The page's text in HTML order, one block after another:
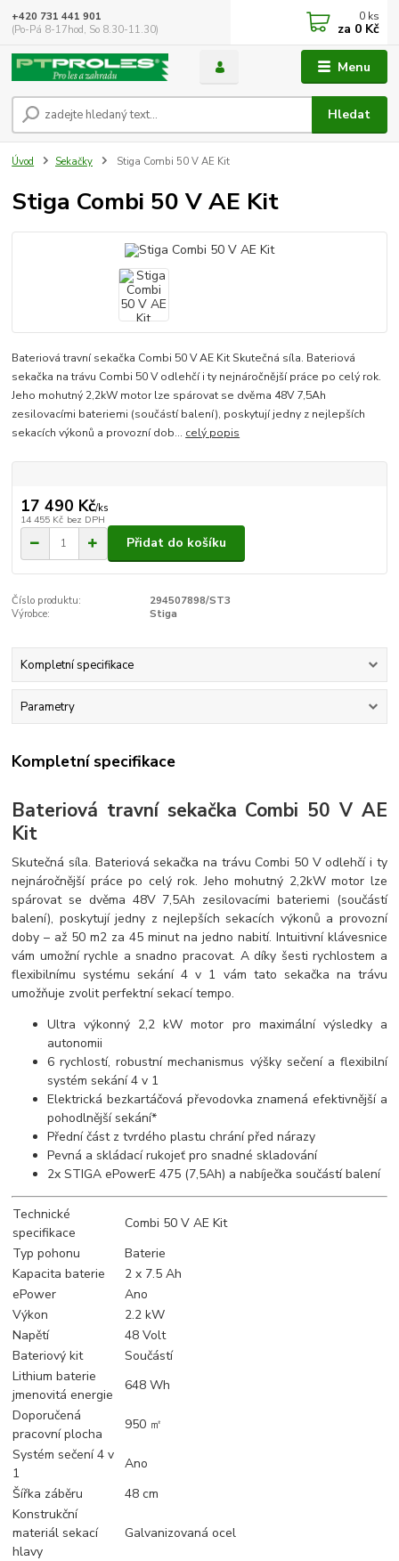
Menu
Hledat
+420 731 441 901
(Po-Pá 8-17hod, So 8.30-11.30)
0 ks
za 0 Kč
Úvod Sekačky Stiga Combi 50 V AE Kit
Stiga Combi 50 V AE Kit
Bateriová travní sekačka Combi 50 V AE Kit Skutečná síla. Bateriová
sekačka na trávu Combi 50 V odlehčí i ty nejnáročnější práce po celý rok.
Jeho mohutný 2,2kW motor lze spárovat se dvěma 48V 7,5Ah
zesilovacími bateriemi (součástí balení), poskytují jedny z nejlepších
sekacích výkonů a provozní dob... celý popis
17 490 Kč/ks
14 455 Kč bez DPH
Přidat do košíku
Číslo produktu:
294507898/ST3
Výrobce:
Stiga
Kompletní specifikace
Parametry
Kompletní specifikace
Bateriová travní sekačka Combi 50 V AE
Kit
Skutečná síla. Bateriová sekačka na trávu Combi 50 V odlehčí i ty
nejnáročnější práce po celý rok. Jeho mohutný 2,2kW motor lze
spárovat se dvěma 48V 7,5Ah zesilovacími bateriemi (součástí
balení), poskytují jedny z nejlepších sekacích výkonů a provozní
doby – až 50 m2 za 45 minut na jedno nabití. Intuitivní klávesnice
vám umožní rychle a snadno pracovat. A díky šesti rychlostem a
flexibilnímu systému sekání 4 v 1 vám tato sekačka na trávu
umožňuje zvolit perfektní sekací tempo.
Ultra výkonný 2,2 kW motor pro maximální výsledky a
autonomii
6 rychlostí, robustní mechanismus výšky sečení a flexibilní
systém sekání 4 v 1
Elektrická bezkartáčová převodovka znamená efektivnější a
pohodlnější sekání*
Přední část z tvrdého plastu chrání před nárazy
Pevná a skládací rukojeť pro snadné skladování
2x STIGA ePowerE 475 (7,5Ah) a nabíječka součástí balení
Technické
specifikace
Combi 50 V AE Kit
Typ pohonu
Baterie
Kapacita baterie
2 x 7.5 Ah
ePower
Ano
Výkon
2.2 kW
Napětí
48 Volt
Bateriový kit
Součástí
Lithium baterie
jmenovitá energie
648 Wh
Doporučená
pracovní plocha
950 ㎡
Systém sečení 4 v
1
Ano
Šířka záběru
48 cm
Konstrukční
materiál sekací
hlavy
Galvanizovaná ocel